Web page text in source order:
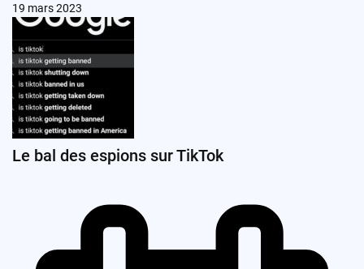
19 mars 2023
Le bal des espions sur TikTok